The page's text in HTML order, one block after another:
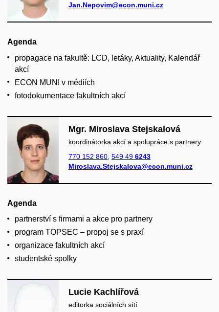
Jan.Nepovim@econ.muni.cz
Agenda
propagace na fakultě: LCD, letáky, Aktuality, Kalendář
akcí
ECON MUNI v médiích
fotodokumentace fakultních akcí
Mgr. Miroslava Stejskalová
koordinátorka akcí a spolupráce s partnery
770 152 860 549 49 6243
Miroslava.Stejskalova@econ.muni.cz
Agenda
partnerství s firmami a akce pro partnery
program TOPSEC – propoj se s praxí
organizace fakultních akcí
studentské spolky
Lucie Kachlířová
editorka sociálních sítí